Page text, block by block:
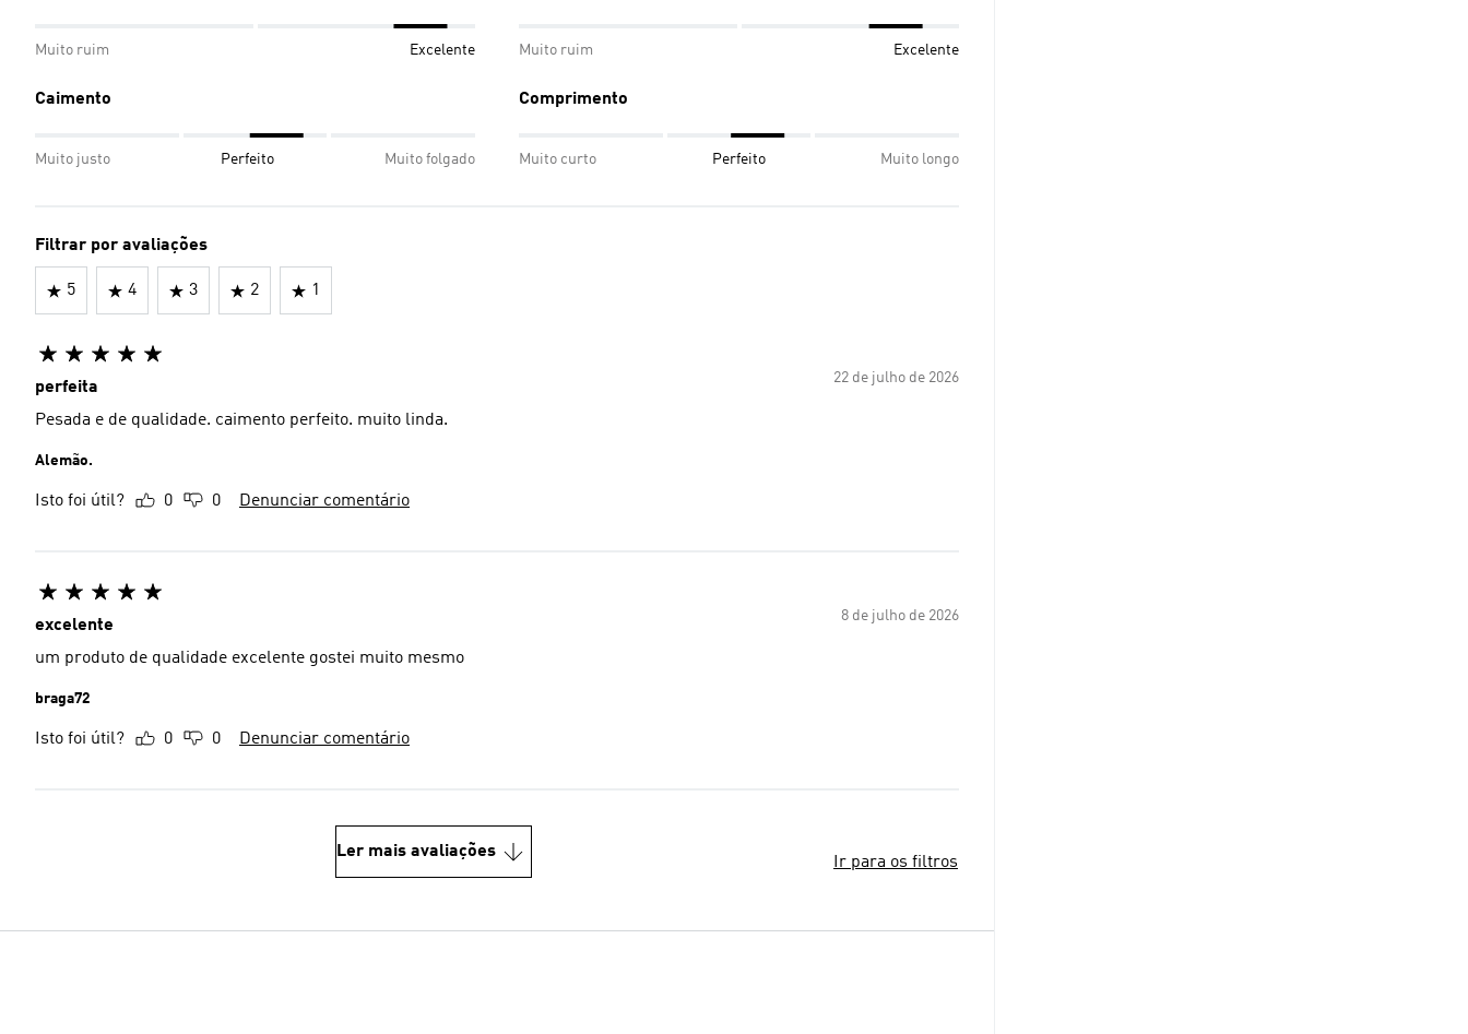
Muito ruim Excelente Muito ruim Excelente
Caimento
Muito justo Perfeito Muito folgado
Comprimento
Muito curto Perfeito Muito longo
Filtrar por avaliações
5 4 3 2 1
22 de julho de 2026
perfeita
Pesada e de qualidade. caimento perfeito. muito linda.
Alemão.
Isto foi útil? 0 0 Denunciar comentário
8 de julho de 2026
excelente
um produto de qualidade excelente gostei muito mesmo
braga72
Isto foi útil? 0 0 Denunciar comentário
Ler mais avaliações
Ir para os filtros